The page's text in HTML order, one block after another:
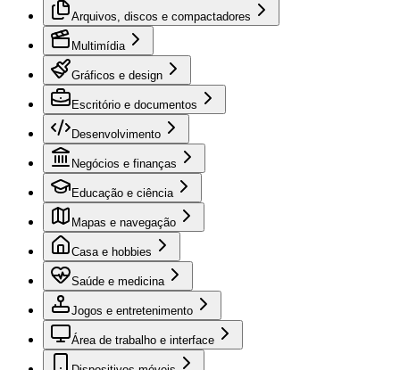
Arquivos, discos e compactadores
Multimídia
Gráficos e design
Escritório e documentos
Desenvolvimento
Negócios e finanças
Educação e ciência
Mapas e navegação
Casa e hobbies
Saúde e medicina
Jogos e entretenimento
Área de trabalho e interface